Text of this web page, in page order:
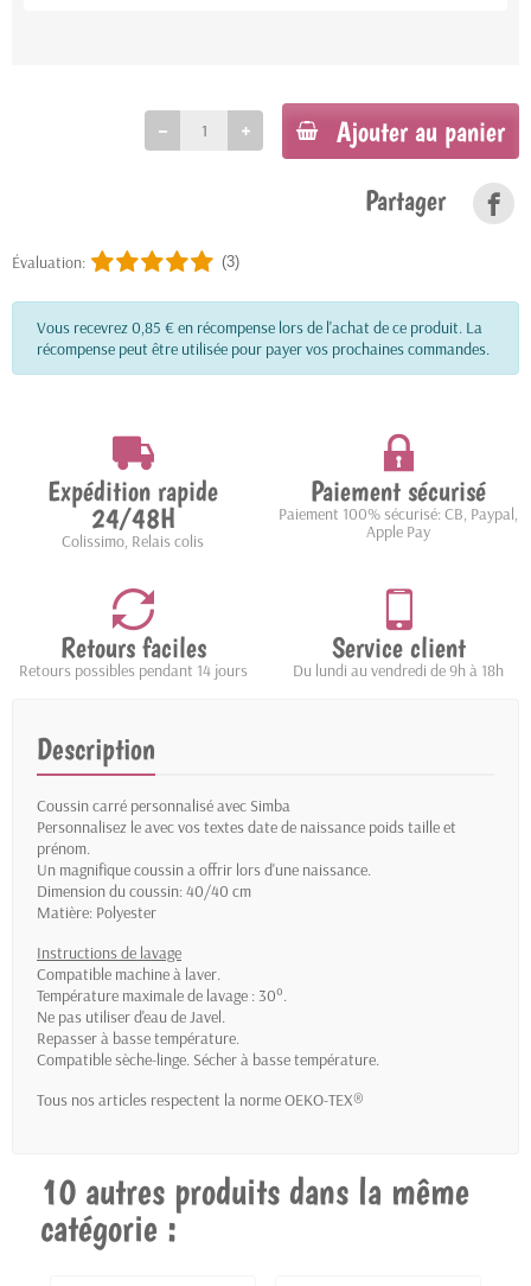
Ajouter au panier
Partager
Évaluation: (3)
Vous recevrez 0,85 € en récompense lors de l'achat de ce produit. La
récompense peut être utilisée pour payer vos prochaines commandes.
Expédition rapide
24/48H
Colissimo, Relais colis
Paiement sécurisé
Paiement 100% sécurisé: CB, Paypal,
Apple Pay
Retours faciles
Retours possibles pendant 14 jours
Service client
Du lundi au vendredi de 9h à 18h
Description
Coussin carré personnalisé avec Simba
Personnalisez le avec vos textes date de naissance poids taille et
prénom.
Un magnifique coussin a offrir lors d'une naissance.
Dimension du coussin: 40/40 cm
Matière: Polyester
Instructions de lavage
Compatible machine à laver.
Température maximale de lavage : 30°.
Ne pas utiliser d'eau de Javel.
Repasser à basse température.
Compatible sèche-linge. Sécher à basse température.
Tous nos articles respectent la norme OEKO-TEX®
10 autres produits dans la même
catégorie :